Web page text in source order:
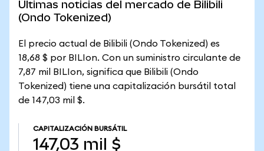
Últimas noticias del mercado de Bilibili
(Ondo Tokenized)
El precio actual de Bilibili (Ondo Tokenized) es
18,68 $ por BILIon. Con un suministro circulante de
7,87 mil BILIon, significa que Bilibili (Ondo
Tokenized) tiene una capitalización bursátil total
de 147,03 mil $.
CAPITALIZACIÓN BURSÁTIL
147,03 mil $